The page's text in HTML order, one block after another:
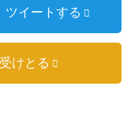
ツイートする
けとる